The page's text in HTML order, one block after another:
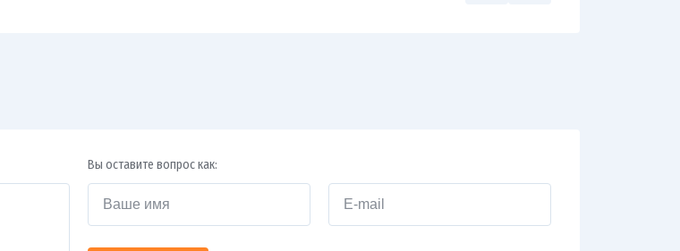
Вы оставите вопрос как: